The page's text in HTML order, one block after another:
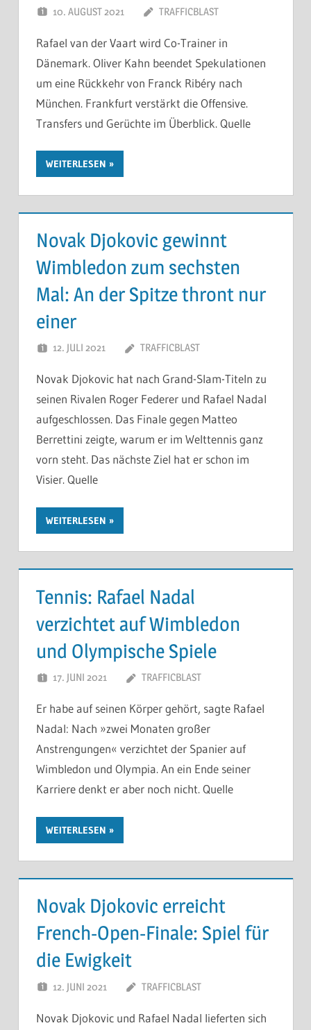
10. AUGUST 2021 TRAFFICBLAST
Rafael van der Vaart wird Co-Trainer in
Dänemark. Oliver Kahn beendet Spekulationen
um eine Rückkehr von Franck Ribéry nach
München. Frankfurt verstärkt die Offensive.
Transfers und Gerüchte im Überblick. Quelle
WEITERLESEN
Novak Djokovic gewinnt
Wimbledon zum sechsten
Mal: An der Spitze thront nur
einer
12. JULI 2021 TRAFFICBLAST
Novak Djokovic hat nach Grand-Slam-Titeln zu
seinen Rivalen Roger Federer und Rafael Nadal
aufgeschlossen. Das Finale gegen Matteo
Berrettini zeigte, warum er im Welttennis ganz
vorn steht. Das nächste Ziel hat er schon im
Visier. Quelle
WEITERLESEN
Tennis: Rafael Nadal
verzichtet auf Wimbledon
und Olympische Spiele
17. JUNI 2021 TRAFFICBLAST
Er habe auf seinen Körper gehört, sagte Rafael
Nadal: Nach »zwei Monaten großer
Anstrengungen« verzichtet der Spanier auf
Wimbledon und Olympia. An ein Ende seiner
Karriere denkt er aber noch nicht. Quelle
WEITERLESEN
Novak Djokovic erreicht
French-Open-Finale: Spiel für
die Ewigkeit
12. JUNI 2021 TRAFFICBLAST
Novak Djokovic und Rafael Nadal lieferten sich